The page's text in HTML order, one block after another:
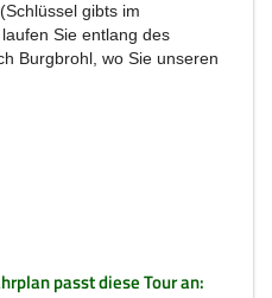
gibts im
Sie entlang des
Burgbrohl, wo Sie unseren
passt diese Tour an: